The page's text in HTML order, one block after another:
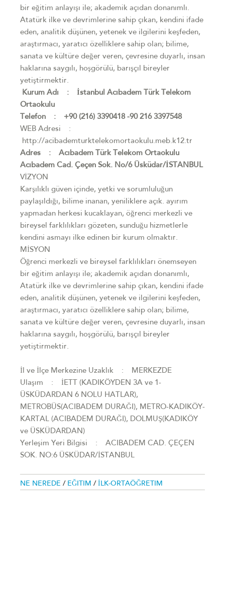
bir eğitim anlayışı ile; akademik açıdan donanımlı.
Atatürk ilke ve devrimlerine sahip çıkan, kendini ifade
eden, analitik düşünen, yetenek ve ilgilerini keşfeden,
araştırmacı, yaratıcı özelliklere sahip olan; bilime,
sanata ve kültüre değer veren, çevresine duyarlı, insan
haklarına saygılı, hoşgörülü, barışçıl bireyler
yetiştirmektir.
Kurum Adı : İstanbul Acıbadem Türk Telekom
Ortaokulu
Telefon : +90 (216) 3390418 -90 216 3397548
WEB Adresi :
http://acibademturktelekomortaokulu.meb.k12.tr
Adres : Acıbadem Türk Telekom Ortaokulu
Acıbadem Cad. Çeçen Sok. No/6 Üsküdar/İSTANBUL
VİZYON
Karşılıklı güven içinde, yetki ve sorumluluğun
paylaşıldığı, bilime inanan, yeniliklere açık. ayırım
yapmadan herkesi kucaklayan, öğrenci merkezli ve
bireysel farklılıkları gözeten, sunduğu hizmetlerle
kendini asmayı ilke edinen bir kurum olmaktır.
MİSYON
Öğrenci merkezli ve bireysel farklılıkları önemseyen
bir eğitim anlayışı ile; akademik açıdan donanımlı,
Atatürk ilke ve devrimlerine sahip çıkan, kendini ifade
eden, analitik düşünen, yetenek ve ilgilerini keşfeden,
araştırmacı, yaratıcı özelliklere sahip olan; bilime,
sanata ve kültüre değer veren, çevresine duyarlı, insan
haklarına saygılı, hoşgörülü, barışçıl bireyler
yetiştirmektir.
İl ve İlçe Merkezine Uzaklık : MERKEZDE
Ulaşım : İETT (KADIKÖYDEN 3A ve 1-
ÜSKÜDARDAN 6 NOLU HATLAR),
METROBÜS(ACIBADEM DURAĞI), METRO-KADIKÖY-
KARTAL (ACIBADEM DURAĞI), DOLMUŞ(KADIKÖY
ve ÜSKÜDARDAN)
Yerleşim Yeri Bilgisi : ACIBADEM CAD. ÇEÇEN
SOK. NO:6 ÜSKÜDAR/İSTANBUL
NE NEREDE / EĞITIM / İLK-ORTAÖĞRETIM